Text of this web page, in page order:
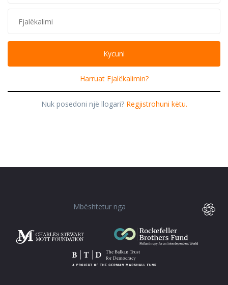
Harruat Fjalëkalimin?
Nuk posedoni një llogari? Regjistrohuni këtu.
Mbështetur nga